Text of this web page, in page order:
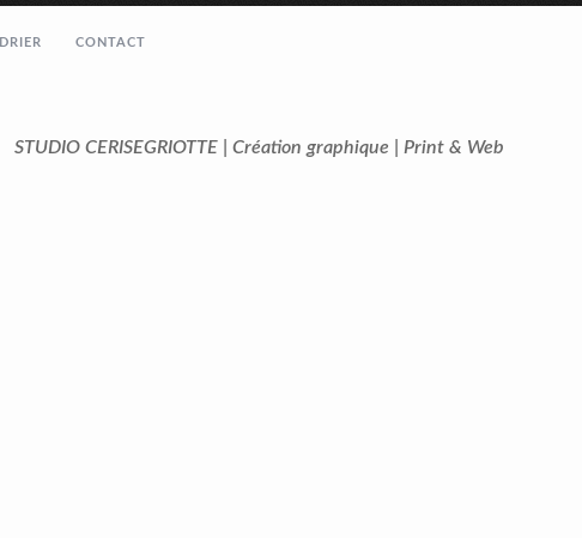
CONTACT
STUDIO CERISEGRIOTTE | Création graphique | Print & Web